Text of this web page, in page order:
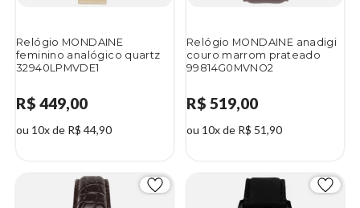
Relógio MONDAINE
feminino analógico quartz
32940LPMVDE1
R$ 449,00
ou 10x de R$ 44,90
Relógio MONDAINE anadigi
couro marrom prateado
99814G0MVNO2
R$ 519,00
ou 10x de R$ 51,90